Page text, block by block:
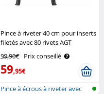
Pince à riveter 40 cm pour inserts
filetés avec 80 rivets AGT
99,90€ Prix conseillé
59,95€
Pince à écrous à riveter avec